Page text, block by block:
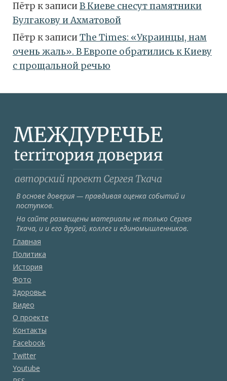
Пётр к записиВ Киеве снесут памятники
Булгакову и Ахматовой
Пётр к записиТhe Times: «Украинцы, нам
очень жаль». В Европе обратились к Киеву
с прощальной речью
В основе доверия — правдивая оценка событий и
поступков.
На сайте размещены материалы не только Сергея
Ткача, и и его друзей, коллег и единомышленников.
Главная
Политика
История
Фото
Здоровье
Видео
О проекте
Контакты
Facebook
Twitter
Youtube